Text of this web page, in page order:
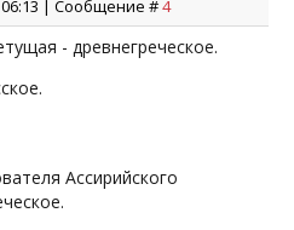
06:13 | Сообщение #4
- древнегреческое.
Ассирийского